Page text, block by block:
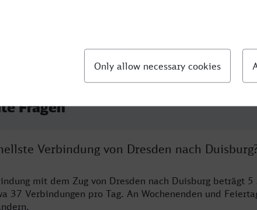
Fragen
Verbindung von Dresden nach
mit dem Zug von Dresden nach Duisburg beträgt 5
37 Verbindungen pro Tag. An Wochenenden und